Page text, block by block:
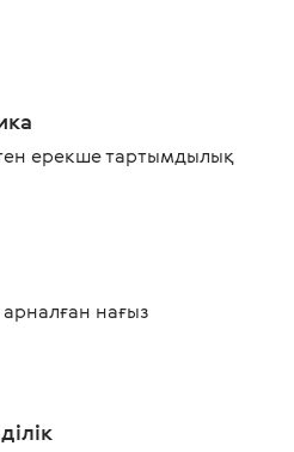
ерекше тартымдылық
нағыз